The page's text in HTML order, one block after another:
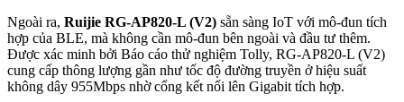
Ngoài ra, Ruijie RG-AP820-L (V2) sẵn sàng IoT với mô-đun tích
hợp của BLE, mà không cần mô-đun bên ngoài và đầu tư thêm.
Được xác minh bởi Báo cáo thử nghiệm Tolly, RG-AP820-L (V2)
cung cấp thông lượng gần như tốc độ đường truyền ở hiệu suất
không dây 955Mbps nhờ cổng kết nối lên Gigabit tích hợp.